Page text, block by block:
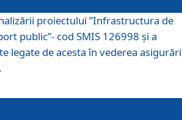
proiectului ”Infrastructura de
public”- cod SMIS 126998 și a
legate de acesta în vederea